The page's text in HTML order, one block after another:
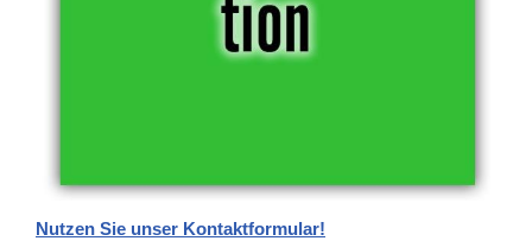
Nutzen Sie unser Kontaktformular!